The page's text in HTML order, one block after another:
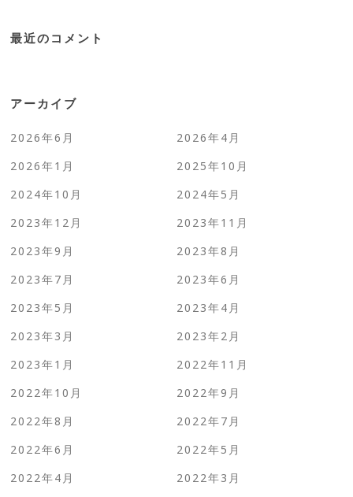
最近のコメント
アーカイブ
2026年6月
2026年4月
2026年1月
2025年10月
2024年10月
2024年5月
2023年12月
2023年11月
2023年9月
2023年8月
2023年7月
2023年6月
2023年5月
2023年4月
2023年3月
2023年2月
2023年1月
2022年11月
2022年10月
2022年9月
2022年8月
2022年7月
2022年6月
2022年5月
2022年4月
2022年3月